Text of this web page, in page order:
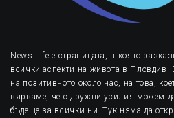
News Life е страницата, в която
всички аспекти на живота в Пловдив,
на позитивното около нас, на това,
вярваме, че с дружни усилия можем
бъдеще за всички ни. Тук няма да